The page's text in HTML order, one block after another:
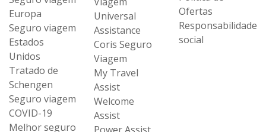
Europa
Seguro viagem
Estados
Unidos
Tratado de
Schengen
Seguro viagem
COVID-19
Melhor seguro
Universal
Assistance
Coris Seguro
Viagem
My Travel
Assist
Welcome
Assist
Ofertas
Responsabilidade
social